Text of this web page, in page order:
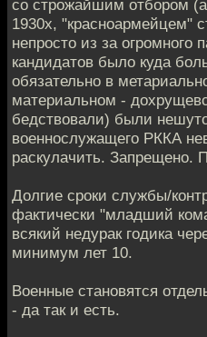
со строжайшим отбором
1930х, "красноармейцем"
непросто из за огромного
кандидатов было куда
обязательно в
материальном -
бедствовали) были
военнослужащего РККА
раскулачить. Запрещено.
Долгие сроки службы/
фактически "младший
всякий недурак годика
минимум лет 10.
Военные становятся
- да так и есть.